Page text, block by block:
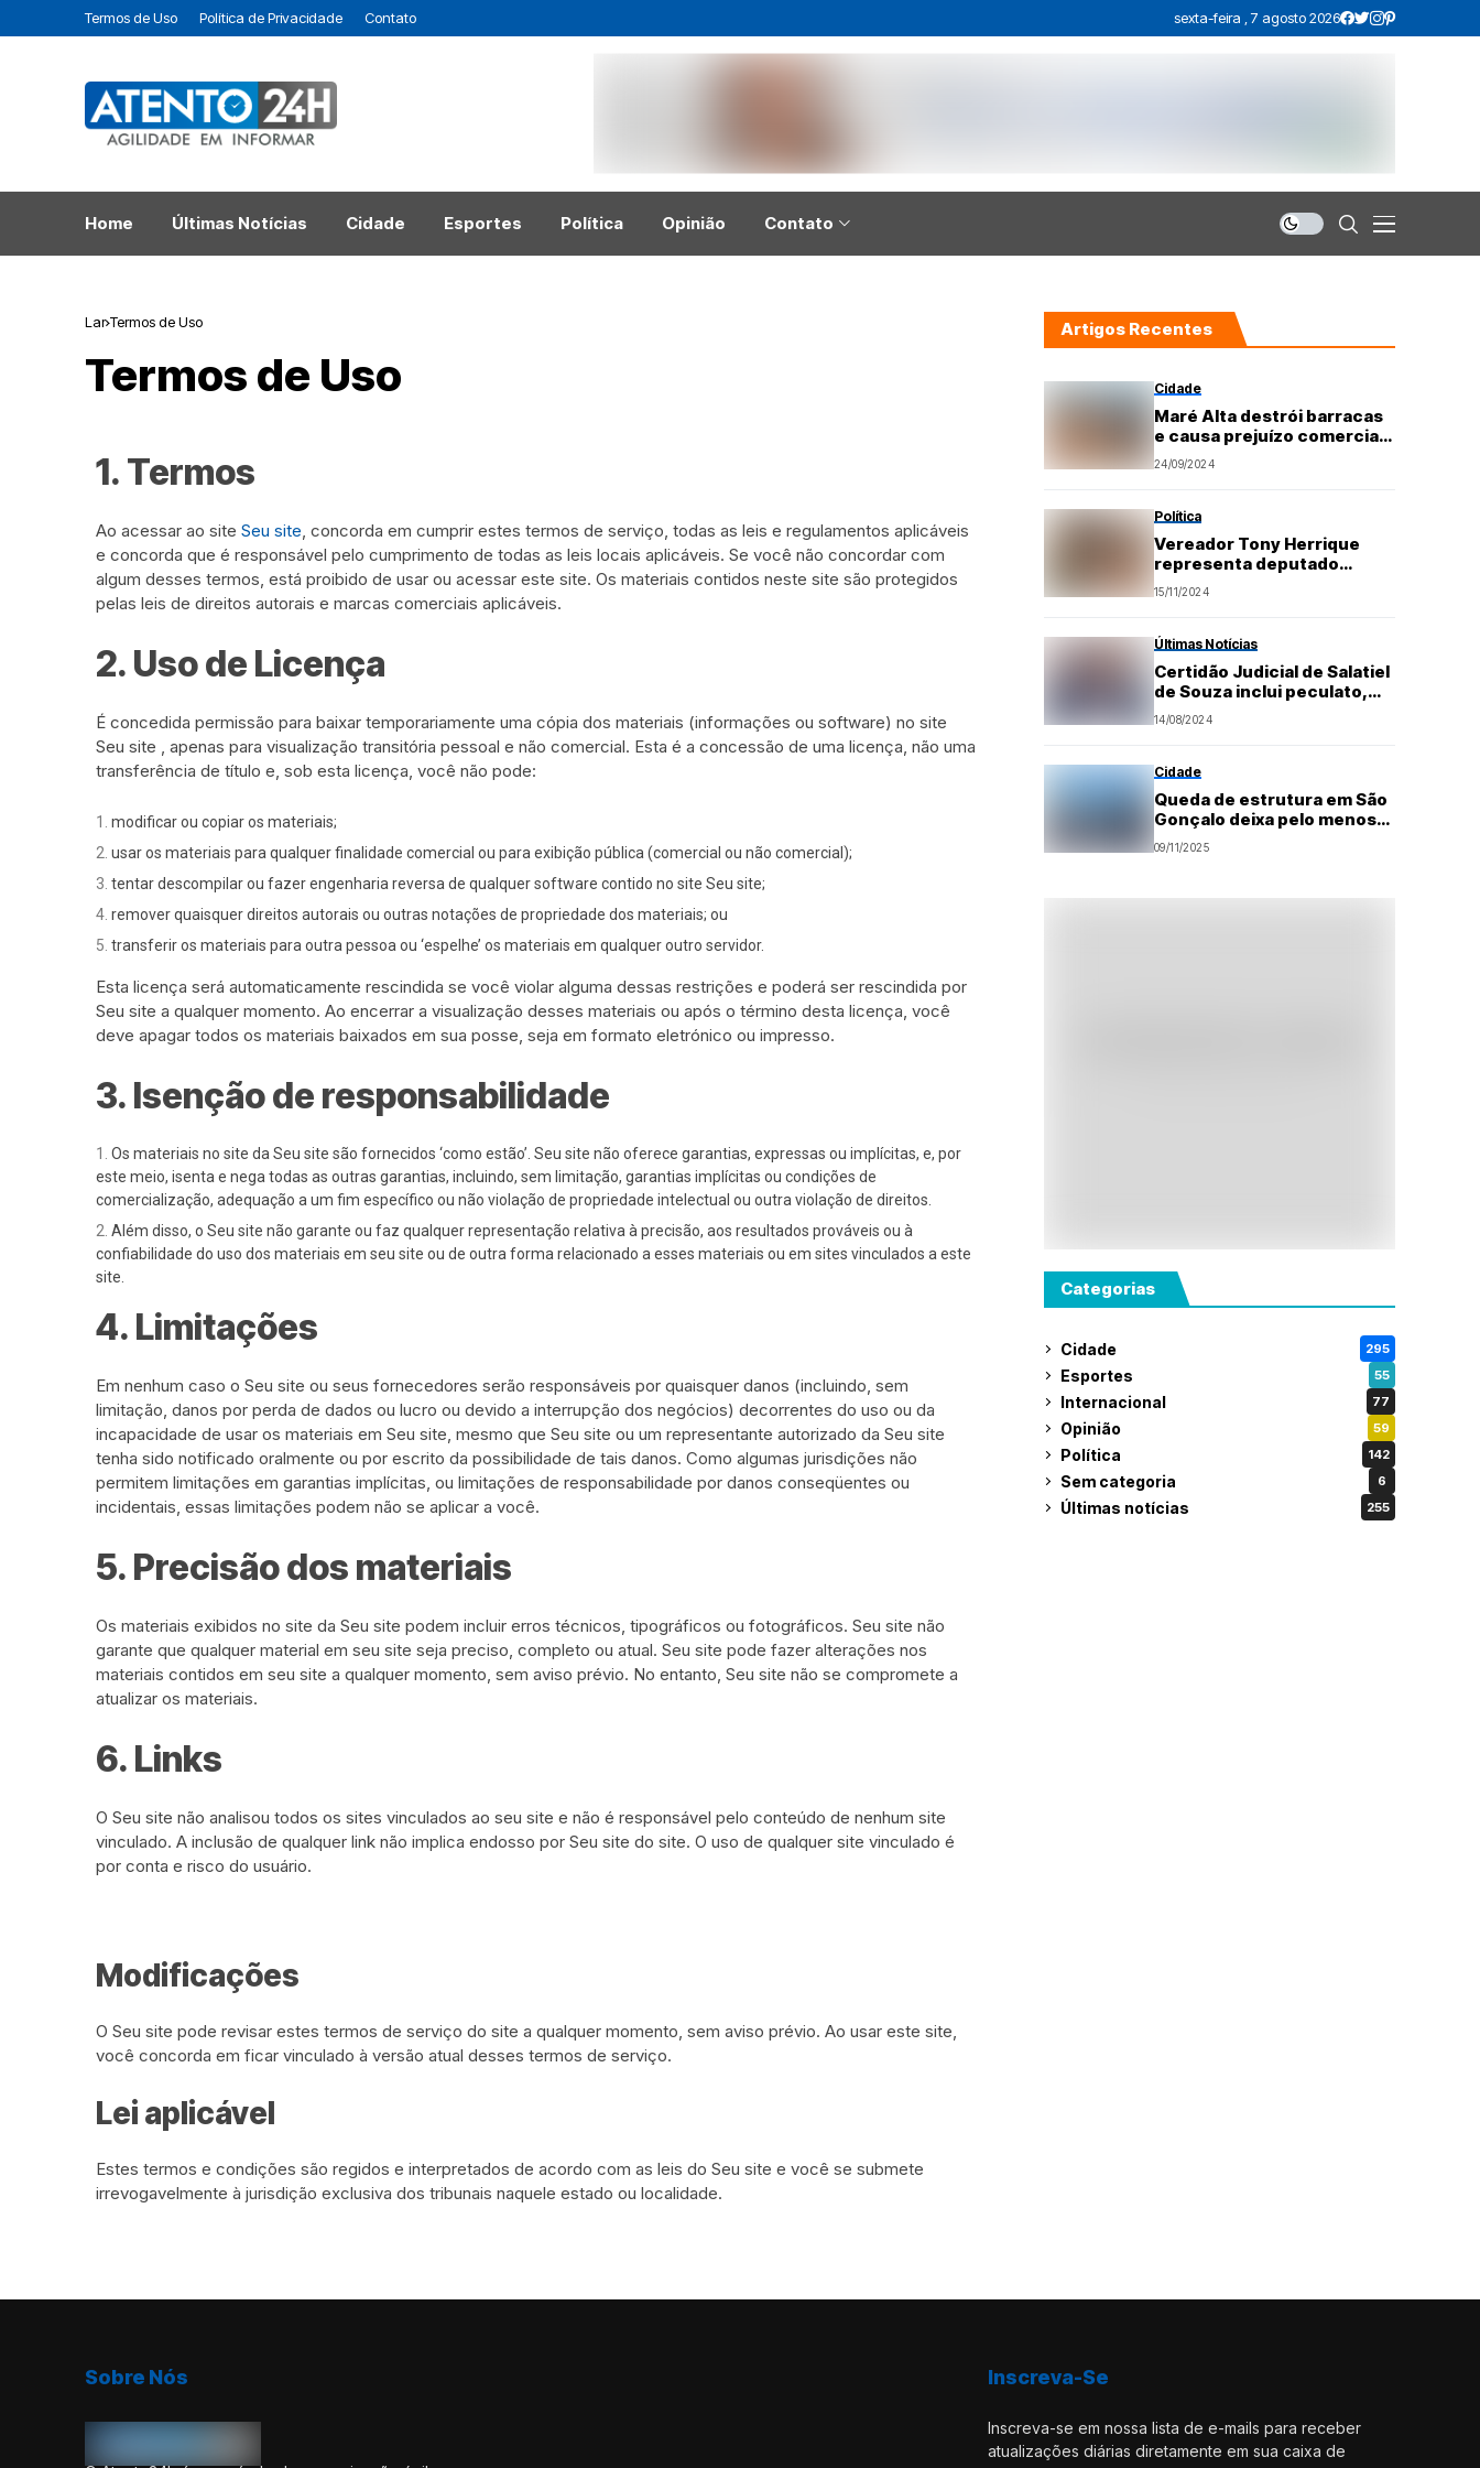
Termos de Uso Política de Privacidade Contato sexta-feira , 7 agosto 2026
Home Últimas Notícias Cidade Esportes Política Opinião Contato
Lar Termos de Uso
Termos de Uso
1. Termos
Ao acessar ao site Seu site, concorda em cumprir estes termos de serviço, todas as leis e regulamentos aplicáveis ​​
e concorda que é responsável pelo cumprimento de todas as leis locais aplicáveis. Se você não concordar com
algum desses termos, está proibido de usar ou acessar este site. Os materiais contidos neste site são protegidos
pelas leis de direitos autorais e marcas comerciais aplicáveis.
2. Uso de Licença
É concedida permissão para baixar temporariamente uma cópia dos materiais (informações ou software) no site
Seu site , apenas para visualização transitória pessoal e não comercial. Esta é a concessão de uma licença, não uma
transferência de título e, sob esta licença, você não pode:
modificar ou copiar os materiais;
usar os materiais para qualquer finalidade comercial ou para exibição pública (comercial ou não comercial);
tentar descompilar ou fazer engenharia reversa de qualquer software contido no site Seu site;
remover quaisquer direitos autorais ou outras notações de propriedade dos materiais; ou
transferir os materiais para outra pessoa ou ‘espelhe’ os materiais em qualquer outro servidor.
Esta licença será automaticamente rescindida se você violar alguma dessas restrições e poderá ser rescindida por
Seu site a qualquer momento. Ao encerrar a visualização desses materiais ou após o término desta licença, você
deve apagar todos os materiais baixados em sua posse, seja em formato eletrónico ou impresso.
3. Isenção de responsabilidade
Os materiais no site da Seu site são fornecidos ‘como estão’. Seu site não oferece garantias, expressas ou implícitas, e, por
este meio, isenta e nega todas as outras garantias, incluindo, sem limitação, garantias implícitas ou condições de
comercialização, adequação a um fim específico ou não violação de propriedade intelectual ou outra violação de direitos.
Além disso, o Seu site não garante ou faz qualquer representação relativa à precisão, aos resultados prováveis ​​ou à
confiabilidade do uso dos materiais em seu site ou de outra forma relacionado a esses materiais ou em sites vinculados a este
site.
4. Limitações
Em nenhum caso o Seu site ou seus fornecedores serão responsáveis ​​por quaisquer danos (incluindo, sem
limitação, danos por perda de dados ou lucro ou devido a interrupção dos negócios) decorrentes do uso ou da
incapacidade de usar os materiais em Seu site, mesmo que Seu site ou um representante autorizado da Seu site
tenha sido notificado oralmente ou por escrito da possibilidade de tais danos. Como algumas jurisdições não
permitem limitações em garantias implícitas, ou limitações de responsabilidade por danos conseqüentes ou
incidentais, essas limitações podem não se aplicar a você.
5. Precisão dos materiais
Os materiais exibidos no site da Seu site podem incluir erros técnicos, tipográficos ou fotográficos. Seu site não
garante que qualquer material em seu site seja preciso, completo ou atual. Seu site pode fazer alterações nos
materiais contidos em seu site a qualquer momento, sem aviso prévio. No entanto, Seu site não se compromete a
atualizar os materiais.
6. Links
O Seu site não analisou todos os sites vinculados ao seu site e não é responsável pelo conteúdo de nenhum site
vinculado. A inclusão de qualquer link não implica endosso por Seu site do site. O uso de qualquer site vinculado é
por conta e risco do usuário.
Modificações
O Seu site pode revisar estes termos de serviço do site a qualquer momento, sem aviso prévio. Ao usar este site,
você concorda em ficar vinculado à versão atual desses termos de serviço.
Lei aplicável
Estes termos e condições são regidos e interpretados de acordo com as leis do Seu site e você se submete
irrevogavelmente à jurisdição exclusiva dos tribunais naquele estado ou localidade.
Artigos Recentes
Cidade
Maré Alta destrói barracas
e causa prejuízo comercial
em Tibau do Sul
24/09/2024
Política
Vereador Tony Herrique
representa deputado
federal Sargento Gonçalves
em evento da IEADERN
15/11/2024
Últimas Notícias
Certidão Judicial de Salatiel
de Souza inclui peculato,
corrupção, dano ao erário e
enriquecimento ilícito
14/08/2024
Cidade
Queda de estrutura em São
Gonçalo deixa pelo menos
dois mortos.
09/11/2025
Categorias
Cidade 295
Esportes 55
Internacional 77
Opinião 59
Política 142
Sem categoria 6
Últimas notícias 255
Sobre Nós Inscreva-Se
Inscreva-se em nossa lista de e-mails para receber
atualizações diárias diretamente em sua caixa de